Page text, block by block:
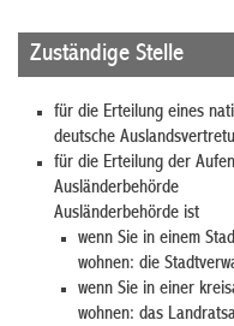
Zuständige Stelle
für die Erteilung eines
deutsche
für die Erteilung der
Ausländerbehörde
Ausländerbehörde ist
wenn Sie in einem
wohnen: die
wenn Sie in einer
wohnen: das